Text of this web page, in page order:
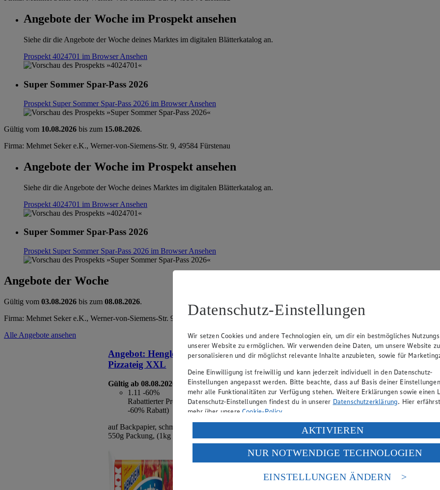
Angebote der Woche im Prospekt ansehen
Siehe dir die Angebote der Woche deines Marktes im digitalen Blätterkatalog an.
Prospekt 4024701 im BrowserAnsehen
Super Sommer Spar-Pass 2026
Prospekt Super Sommer Spar-Pass 2026 im BrowserAnsehen
Gültig vom 10.08.2026 bis zum 15.08.2026.
Firma: Mehmet Seker e.K., Werner-von-Siemens-Str. 9, 49584 Fürstenau
Angebote der Woche im Prospekt ansehen
Siehe dir die Angebote der Woche deines Marktes im digitalen Blätterkatalog an.
Prospekt 4024701 im BrowserAnsehen
Super Sommer Spar-Pass 2026
Prospekt Super Sommer Spar-Pass 2026 im BrowserAnsehen
Angebote der Woche
Gültig vom 03.08.2026 bis zum 08.08.2026.
Firma: Mehmet Seker e.K., Werner-von-Siemens-Str. 9, 49584 Fürstenau
Alle Angebote ansehen
Angebot: Henglein Frischer
Pizzateig XXL
Gültig ab 08.08.2026
1.11 -60%
Rabattierter Preis von 1.11€ (Insgesamt
-60% Rabatt)
auf Backpapier, schmeckt wie selbstgemacht,
550g Packung, (1kg = 2,02)
Angebot:Kölln Blütenzarte oder
Gültig ab 08.08.2026
0.99 -41%
Rabattierter Preis von 0.99€ (Insgesamt
-41% Rabatt)
500g Packung, (1kg = 1,98)
Ringe
Gültig ab
1.11
-
versch.
Datenschutz-Einstellungen
Wir setzen Cookies und andere Technologien ein, um dir ein bestmögliches
unserer Website zu ermöglichen. Wir verwenden deine Daten, um unsere Website zu
personalisieren und dir möglichst relevante Inhalte anzubieten, sowie für
Deine Einwilligung ist freiwillig und kann jederzeit individuell in den Datenschutz-
Einstellungen angepasst werden. Bitte beachte, dass auf Basis deiner
mehr alle Funktionalitäten zur Verfügung stehen. Weitere Erklärungen sowie einen
Datenschutz-Einstellungen findest du in unserer Datenschutzerklärung. Hier
mehr über unsereCookie-Policy.
Verarbeitung deiner personenbezogenen Daten in den USA durch Facebook und
Wenn du auf „Aktivieren“ klickst, willigst du im Sinne des Art. 49 Abs. 1 Satz 1 lit.
ein, dass deine Daten in den USA verarbeitet werden. Der EuGH sieht die USA als
einem nach europäischen Standards nicht angemessenen Datenschutzniveau an. Es
Risiko eines Zugriffs durch US-amerikanische Behörden.
AKTIVIEREN
NUR NOTWENDIGE TECHNOLOGIEN
EINSTELLUNGEN ÄNDERN